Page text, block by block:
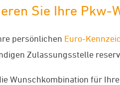
Sie Ihre Pkw-
persönlichen Euro-
Zulassungsstelle
Wunschkombination für Ihre